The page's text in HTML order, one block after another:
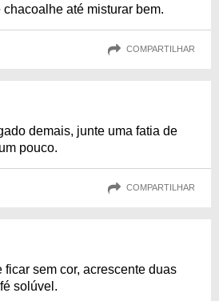
até misturar bem.
COMPARTILHAR
demais, junte uma fatia de
pouco.
COMPARTILHAR
ficar sem cor, acrescente duas
solúvel.